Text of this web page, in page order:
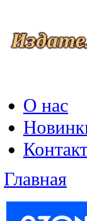
О нас
Главная